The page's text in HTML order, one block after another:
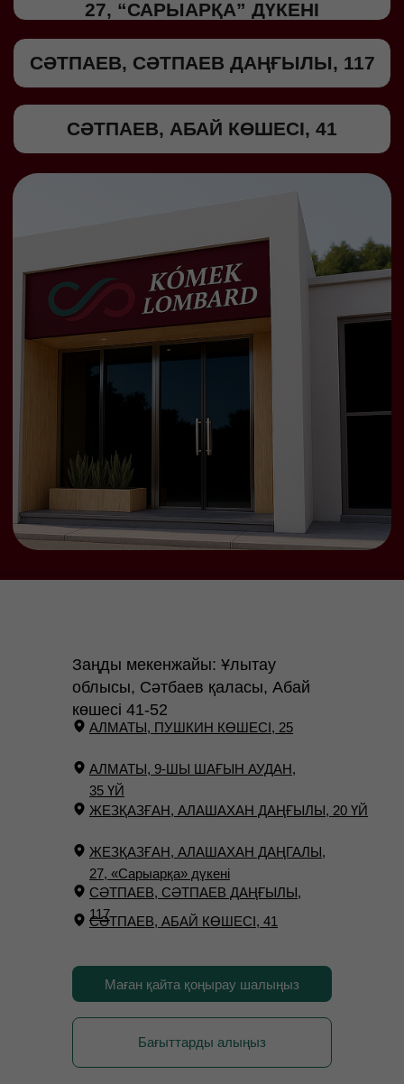
АЛМАТЫ, ПУШКИН КӨШЕСІ, 25
АЛМАТЫ, 9-ШЫ ШАҒЫН АУДАН,
35 ҮЙ
ЖЕЗҚАЗҒАН, АЛАШАХАН ДАҢГАЛЫ,
27, «Сарыарқа» дүкені
СӘТПАЕВ, АБАЙ КӨШЕСІ, 41
СӘТПАЕВ, СӘТПАЕВ ДАҢҒЫЛЫ,
117
Заңды мекенжайы: Ұлытау
облысы, Сәтбаев қаласы, Абай
көшесі 41-52
ЖЕЗҚАЗҒАН, АЛАШАХАН ДАҢҒЫЛЫ, 20 ҮЙ
Маған қайта қоңырау шалыңыз
Бағыттарды алыңыз